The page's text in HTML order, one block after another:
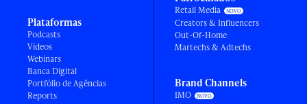
Plataformas
Podcasts
Vídeos
Webinars
Banca Digital
Portfólio de Agências
Reports
Retail Media
Creators & Influencers
Out-Of-Home
Martechs & Adtechs
Brand Channels
IMO